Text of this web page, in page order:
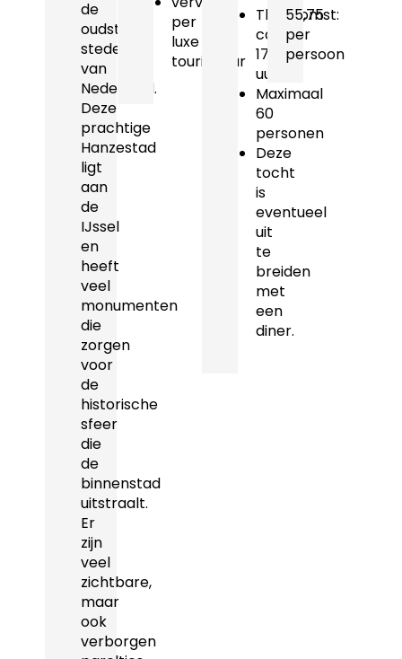
de
oudste
steden
van
Nederland.
Deze
prachtige
Hanzestad
ligt
aan
de
IJssel
en
heeft
veel
monumenten
die
zorgen
voor
de
historische
sfeer
die
de
binnenstad
uitstraalt.
Er
zijn
veel
zichtbare,
maar
ook
verborgen
per
luxe
touringcar
Thuiskomst:
ca.
17.45
uur
Maximaal
60
personen
Deze
tocht
is
eventueel
uit
te
breiden
met
een
diner.
55,75
per
persoon